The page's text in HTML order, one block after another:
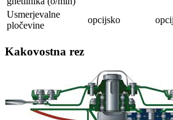
Usmerjevalne
pločevine
opcijsko
Kakovostna rez